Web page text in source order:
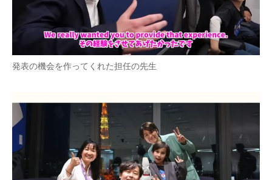
発表の機会を作ってくれた担任の先生